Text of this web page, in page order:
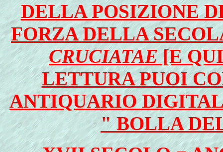
DELLA POSIZIONE
FORZA DELLA
CRUCIATAE[E
LETTURA PUOI
ANTIQUARIO
" BOLLA